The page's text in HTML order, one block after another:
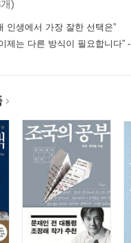
려야 합니다
2024년 7월 20일 외
년 8월 15일
현하겠습니다
2024년 8월 26일 외
선진국
연설 2024년 9월 9일
)
인생에서 가장 잘한 선택은”
는 다른 방식이 필요합니다” - 『조국,